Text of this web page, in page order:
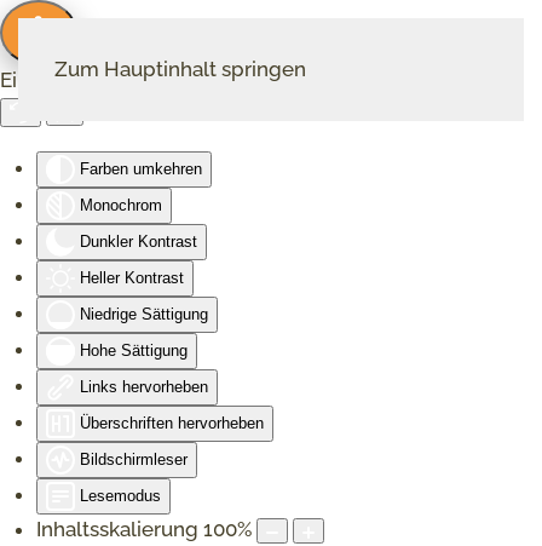
Eingabehilfen öffnen
Farben umkehren
Monochrom
Dunkler Kontrast
Heller Kontrast
Niedrige Sättigung
Hohe Sättigung
Links hervorheben
Überschriften hervorheben
Bildschirmleser
Lesemodus
Inhaltsskalierung 100%
Zum Hauptinhalt springen